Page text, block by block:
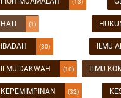
(13)
HATI (1)
IBADAH (30) ILMU
ILMU DAKWAH (10) ILMU
KEPEMIMPINAN (32)